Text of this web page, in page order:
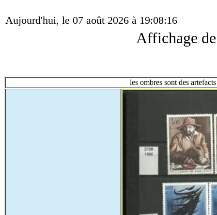
Aujourd'hui, le 07 août 2026 à 19:08:16
Affichage
les ombres sont des